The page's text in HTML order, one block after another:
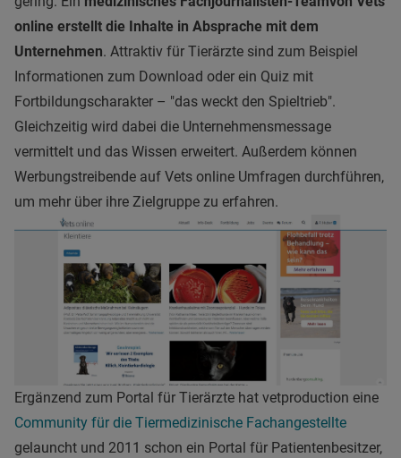
online erstellt die Inhalte in Absprache mit dem
Unternehmen. Attraktiv für Tierärzte sind zum Beispiel
Informationen zum Download oder ein Quiz mit
Fortbildungscharakter – "das weckt den Spieltrieb".
Gleichzeitig wird dabei die Unternehmensmessage
vermittelt und das Wissen erweitert. Außerdem können
Werbungstreibende auf Vets online Umfragen durchführen,
um mehr über ihre Zielgruppe zu erfahren.
Ergänzend zum Portal für Tierärzte hat vetproduction eine
Community für die Tiermedizinische Fachangestellte
gelauncht und 2011 schon ein Portal für Patientenbesitzer,